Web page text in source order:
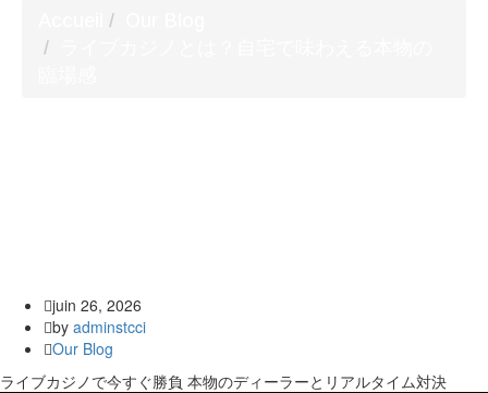
juin 26, 2026
by adminstcci
Our Blog
ライブカジノで今すぐ勝負 本物のディーラーとリアルタイム対決